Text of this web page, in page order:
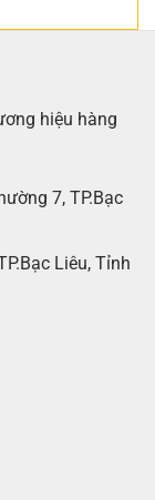
hiệu hàng
7, TP.Bạc
Liêu, Tỉnh